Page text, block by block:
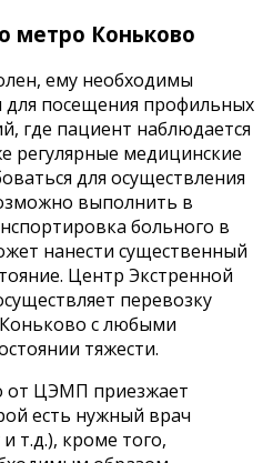
метро Коньково
ему необходимы
посещения профильных
где пациент наблюдается
регулярные медицинские
для осуществления
выполнить в
больного в
нанести существенный
Центр Экстренной
перевозку
с любыми
тяжести.
от ЦЭМП приезжает
есть нужный врач
т.д.), кроме того,